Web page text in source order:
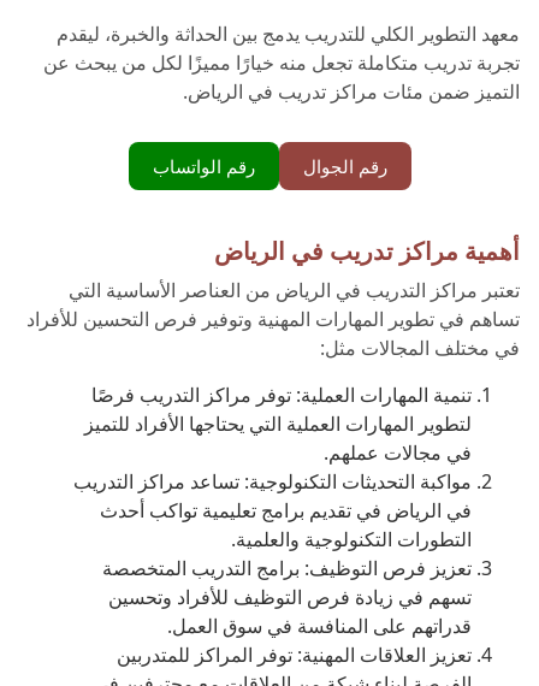
معهد التطوير الكلي للتدريب يدمج بين الحداثة والخبرة، ليقدم
تجربة تدريب متكاملة تجعل منه خيارًا مميزًا لكل من يبحث عن
التميز ضمن مئات مراكز تدريب في الرياض.
رقم الجوال رقم الواتساب
أهمية مراكز تدريب في الرياض
تعتبر مراكز التدريب في الرياض من العناصر الأساسية التي
تساهم في تطوير المهارات المهنية وتوفير فرص التحسين للأفراد
في مختلف المجالات مثل:
تنمية المهارات العملية: توفر مراكز التدريب فرصًا
لتطوير المهارات العملية التي يحتاجها الأفراد للتميز
في مجالات عملهم.
مواكبة التحديثات التكنولوجية: تساعد مراكز التدريب
في الرياض في تقديم برامج تعليمية تواكب أحدث
التطورات التكنولوجية والعلمية.
تعزيز فرص التوظيف: برامج التدريب المتخصصة
تسهم في زيادة فرص التوظيف للأفراد وتحسين
قدراتهم على المنافسة في سوق العمل.
تعزيز العلاقات المهنية: توفر المراكز للمتدربين